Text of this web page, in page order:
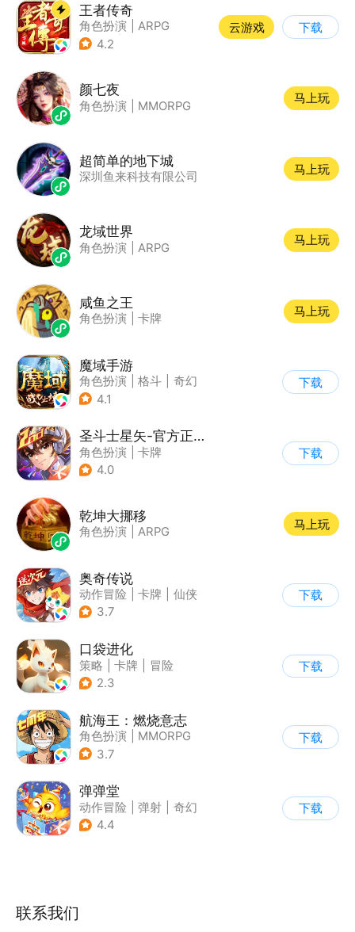
王者传奇
角色扮演
ARPG
| 传奇
4.2
云游戏 下载
颜七夜
角色扮演 MMORPG
马上玩
超简单的地下城
深圳鱼来科技有限公司
马上玩
龙域世界
角色扮演 ARPG
马上玩
咸鱼之王
角色扮演 卡牌
马上玩
魔域手游
角色扮演 格斗
奇幻
| 魔域
4.1
下载
圣斗士星矢-官方正版(腾讯)
角色扮演
卡牌
| 动漫改编
4.0
下载
乾坤大挪移
角色扮演 ARPG
马上玩
奥奇传说
动作冒险 卡牌
仙侠
| 童年
3.7
下载
口袋进化
策略 卡牌
冒险
| 精灵宝可梦
2.3
下载
航海王：燃烧意志
角色扮演
MMORPG
| 奇幻
3.7
下载
弹弹堂
动作冒险 弹射
奇幻
| 5v5
4.4
下载
联系我们